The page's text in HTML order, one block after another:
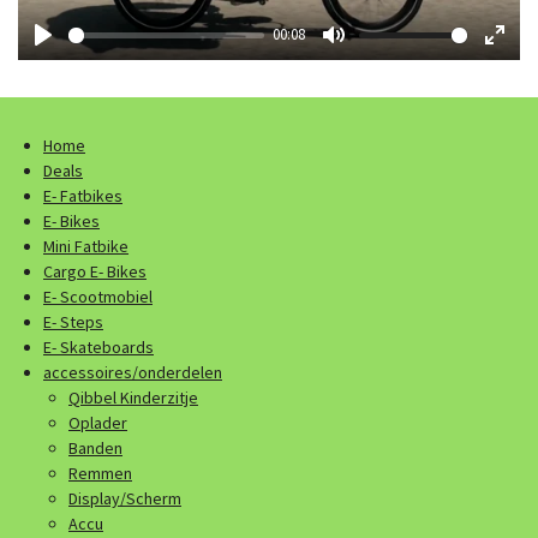
P
y
00:08
M
E
y
Home
Deals
E- Fatbikes
E- Bikes
Mini Fatbike
Cargo E- Bikes
E- Scootmobiel
E- Steps
E- Skateboards
accessoires/onderdelen
Qibbel Kinderzitje
Oplader
Banden
Remmen
Display/Scherm
Accu